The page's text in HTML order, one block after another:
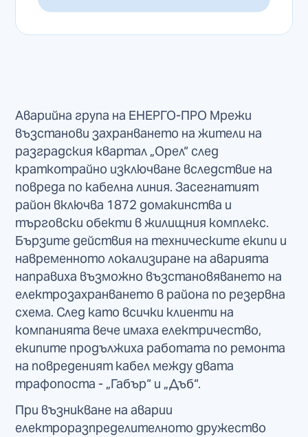
Аварийна група на ЕНЕРГО-ПРО Мрежи
възстанови захранването на жители на
разградския квартал „Орел“ след
краткотрайно изключване вследствие на
повреда по кабелна линия. Засегнатият
район включва 1872 домакинства и
търговски обекти в жилищния комплекс.
Бързите действия на техническите екипи и
навременното локализиране на аварията
направиха възможно възстановяването на
електрозахранването в района по резервна
схема. След като всички клиенти на
компанията вече имаха електричество,
екипите продължиха работата по ремонта
на повреденият кабел между двата
трафопоста - „Габър“ и „Дъб“.
При възникване на аварии
електроразпределителното дружество